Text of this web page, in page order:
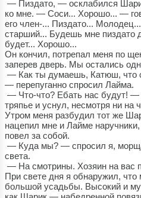
— Пиздато, — осклабился
ко мне. — Соси... Хорошо... —
его член-... Пиздато...
старший... Будешь мне пиздато
будет... Хорошо...
Он кончил, потрепал меня по
заперев дверь. Мы остались
— Как ты думаешь, Катюш, что
— перепуганно спросил Лайма.
— Что-что? Ебать нас будут! —
тряпье и уснул, несмотря ни на
Утром меня разбудил тот же
нацепил мне и Лайме
повел за собой.
— Куда мы? — спросил я,
света.
— На смотрины. Хозяин на вас
При свете дня я обнаружил,
большой усадьбы. Высокий и